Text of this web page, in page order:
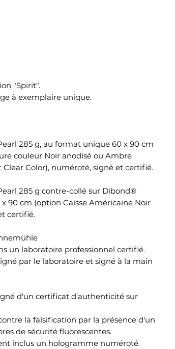
"Spirit".
à exemplaire unique.
285 g, au format unique 60 x 90 cm
couleur Noir anodisé ou Ambre
Color), numéroté, signé et certifié.
285 g contre-collé sur Dibond®
90 cm (option Caisse Américaine Noir
certifié.
un laboratoire professionnel certifié.
par le laboratoire et signé à la main
d'un certificat d'authenticité sur
la falsification par la présence d'un
de sécurité fluorescentes.
inclus un hologramme numéroté.